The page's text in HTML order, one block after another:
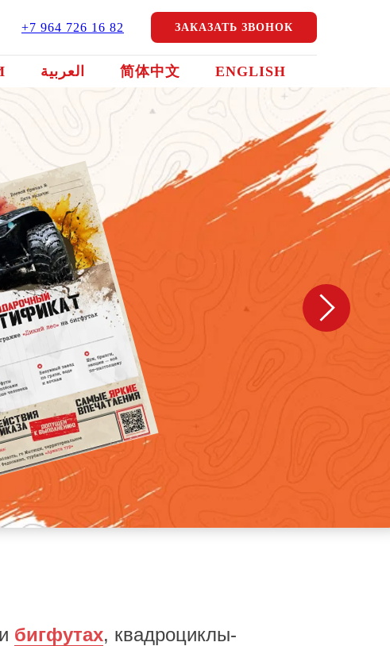
+7 964 726 16 82 ЗАКАЗАТЬ ЗВОНОК
العربية 简体中文 ENGLISH
и бигфутах, квадроциклы-